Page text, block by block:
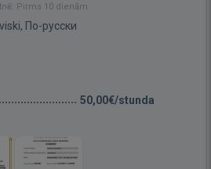
Pirms 10 dienām
По-русски
50,00€/stunda